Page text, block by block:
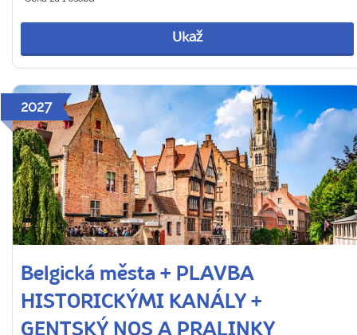
Ukaž
2027
Belgická města + PLAVBA
HISTORICKÝMI KANÁLY +
GENTSKÝ NOS A PRALINKY